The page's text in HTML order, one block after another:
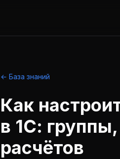
← База знаний
Как
в 1С:
расчётов